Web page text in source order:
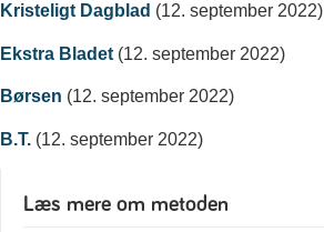
Kristeligt Dagblad (12. september 2022)
Ekstra Bladet (12. september 2022)
Børsen (12. september 2022)
B.T. (12. september 2022)
Læs mere om metoden